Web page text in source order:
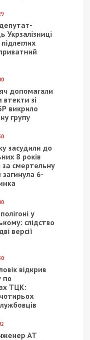
Укрзалізниці
допомагали
втекти зі
викрило
групу
засудили до
8 років
за смертельну
загинула 6-
у
слідство
версії
відкрив
по
ТЦК:
АТ